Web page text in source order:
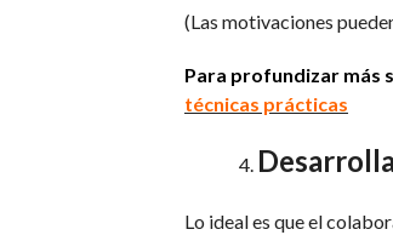
(Las motivaciones
Para profundizar más
técnicas prácticas
Lo ideal es que el